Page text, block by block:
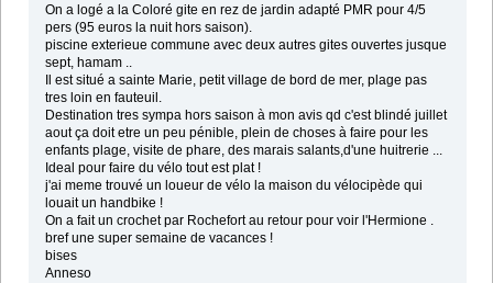
On a logé a la Coloré gite en rez de jardin adapté PMR pour 4/5
pers (95 euros la nuit hors saison).
piscine exterieue commune avec deux autres gites ouvertes jusque
sept, hamam ..
Il est situé a sainte Marie, petit village de bord de mer, plage pas
tres loin en fauteuil.
Destination tres sympa hors saison à mon avis qd c'est blindé juillet
aout ça doit etre un peu pénible, plein de choses à faire pour les
enfants plage, visite de phare, des marais salants,d'une huitrerie ...
Ideal pour faire du vélo tout est plat !
j'ai meme trouvé un loueur de vélo la maison du vélocipède qui
louait un handbike !
On a fait un crochet par Rochefort au retour pour voir l'Hermione .
bref une super semaine de vacances !
bises
Anneso